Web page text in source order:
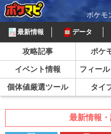
ポケモ
最新情報 データ
攻略記事 ポケ
イベント情報
フィー
個体値厳選ツール
タイ
最新情報